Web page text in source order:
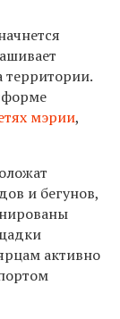
территории.
мэрии​,
и бегунов,
активно